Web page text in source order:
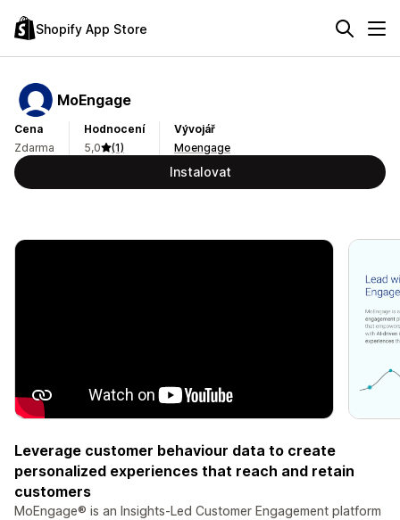
Shopify App Store
MoEngage
Cena
Zdarma
Hodnocení
5,0
(1)
Vývojář
Moengage
Instalovat
Leverage customer behaviour data to create
personalized experiences that reach and retain
customers
MoEngage® is an Insights-Led Customer Engagement platform